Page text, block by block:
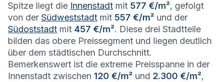
Spitze liegt die Innenstadt mit 577 €/m², gefolgt
von der Südweststadt mit 557 €/m² und der
Südoststadt mit 457 €/m². Diese drei Stadtteile
bilden das obere Preissegment und liegen deutlich
über dem städtischen Durchschnitt.
Bemerkenswert ist die extreme Preisspanne in der
Innenstadt zwischen 120 €/m² und 2.300 €/m²,